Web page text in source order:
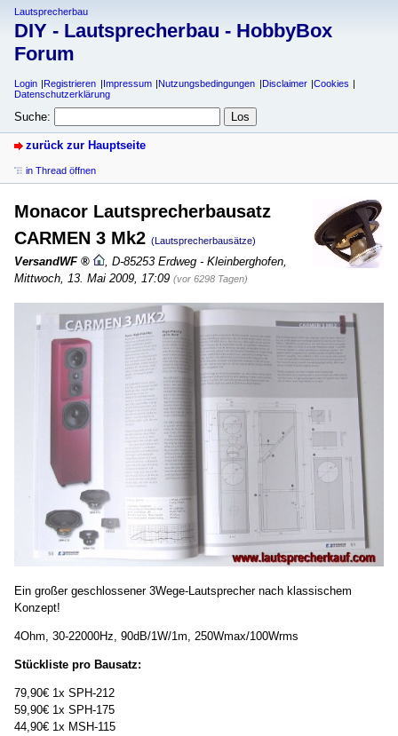
Lautsprecherbau
DIY - Lautsprecherbau - HobbyBox
Forum
Login Registrieren Impressum Nutzungsbedingungen Disclaimer
Cookies
Datenschutzerklärung
Suche:
zurück zur Hauptseite
in Thread öffnen
Monacor Lautsprecherbausatz
CARMEN 3 Mk2 (Lautsprecherbausätze)
VersandWF D-85253 Erdweg - Kleinberghofen
Mittwoch, 13. Mai 2009, 17:09 (vor 6298 Tagen)
Ein großer geschlossener 3Wege-Lautsprecher nach klassischem
Konzept!
4Ohm, 30-22000Hz, 90dB/1W/1m, 250Wmax/100Wrms
Stückliste pro Bausatz:
79,90€ 1x SPH-212
59,90€ 1x SPH-175
44,90€ 1x MSH-115